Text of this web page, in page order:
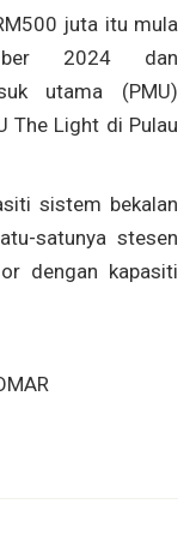
juta itu mula
2024 dan
utama (PMU)
The Light di Pulau
sistem bekalan
satunya stesen
dengan kapasiti